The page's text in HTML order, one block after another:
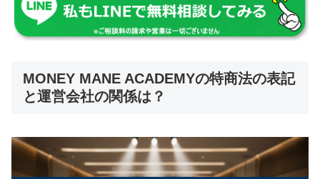
MONEY MANE ACADEMYの特商法の表記
と運営会社の関係は？